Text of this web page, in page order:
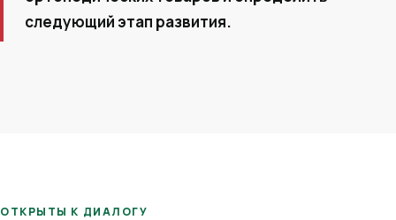
следующий этап развития.
ОТКРЫТЫ К ДИАЛОГУ